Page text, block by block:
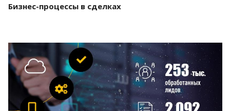
Бизнес-процессы в сделках